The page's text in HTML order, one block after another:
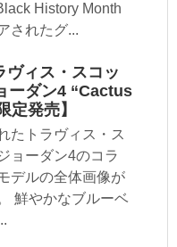
History Month
されたグ...
ヴィス・スコッ
ーダン4 “Cactus
定発売】
たトラヴィス・ス
ョーダン4のコラ
デルの全体画像が
鮮やかなブルーベ